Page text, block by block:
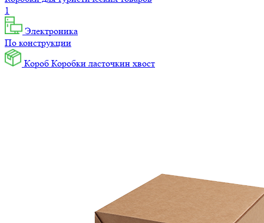
1
Электроника
По конструкции
Короб Коробки ласточкин хвост